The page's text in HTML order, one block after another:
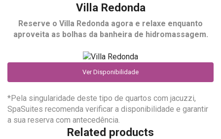
Villa Redonda
Reserve o Villa Redonda agora e relaxe enquanto
aproveita as bolhas da banheira de hidromassagem.
Ver Disponibilidade
*Pela singularidade deste tipo de quartos com jacuzzi,
SpaSuites recomenda verificar a disponibilidade e garantir
a sua reserva com antecedência.
Related products